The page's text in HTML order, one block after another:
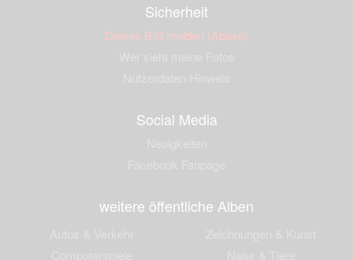
Sicherheit
Dieses Bild melden (Abuse)
Social Media
weitere öffentliche Alben